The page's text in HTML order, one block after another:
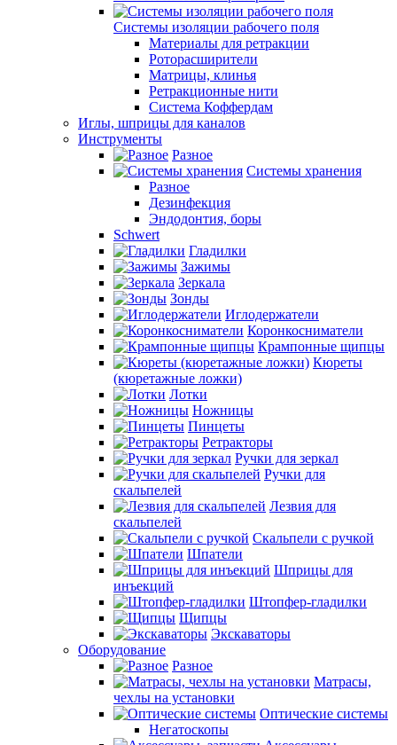
Системы изоляции рабочего поля
Материалы для ретракции
Роторасширители
Матрицы, клинья
Ретракционные нити
Система Коффердам
Иглы, шприцы для каналов
Инструменты
Разное
Системы хранения
Разное
Дезинфекция
Эндодонтия, боры
Schwert
Гладилки
Зажимы
Зеркала
Зонды
Иглодержатели
Коронкосниматели
Крампонные щипцы
Кюреты
(кюретажные ложки)
Лотки
Ножницы
Пинцеты
Ретракторы
Ручки для зеркал
Ручки для
скальпелей
Лезвия для
скальпелей
Скальпели с ручкой
Шпатели
Шприцы для
инъекций
Штопфер-гладилки
Щипцы
Экскаваторы
Оборудование
Разное
Матрасы,
чехлы на установки
Оптические системы
Негатоскопы